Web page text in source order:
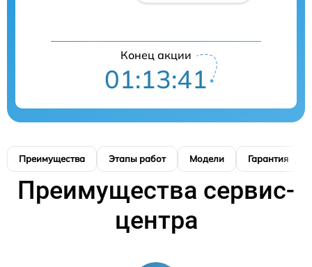
Конец акции
01:13:40
Преимущества Этапы работ Модели Гарантия
Преимущества сервис-
центра